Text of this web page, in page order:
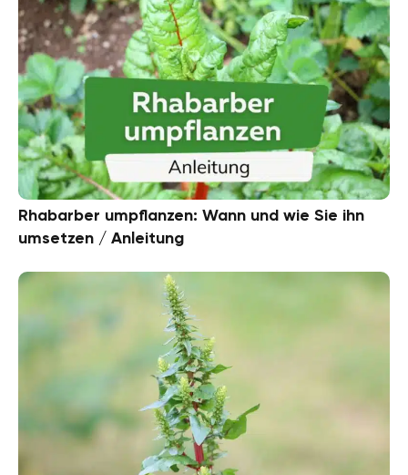
Rhabarber umpflanzen: Wann und wie Sie ihn
umsetzen / Anleitung